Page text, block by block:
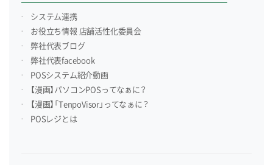
システム連携
お役立ち情報 店舗活性化委員会
弊社代表ブログ
弊社代表facebook
POSシステム紹介動画
【漫画】パソコンPOSってなぁに？
【漫画】「TenpoVisor」ってなぁに？
POSレジとは